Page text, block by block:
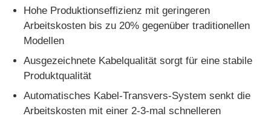
Über uns
Fabrik Tour
Qualitätskontrolle
Hohe Produktionseffizienz mit geringeren
Arbeitskosten bis zu 20% gegenüber traditionellen
Modellen
Ausgezeichnete Kabelqualität sorgt für eine stabile
Produktqualität
Automatisches Kabel-Transvers-System senkt die
Arbeitskosten mit einer 2-3-mal schnelleren